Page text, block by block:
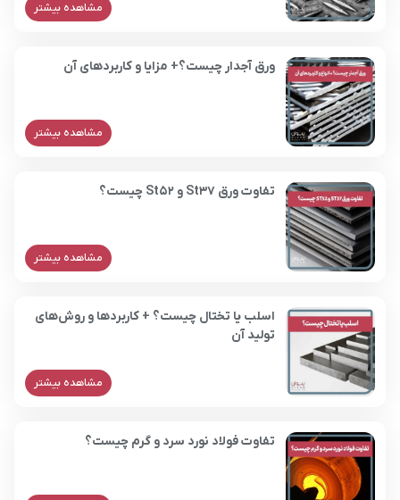
مشاهده بیشتر
ورق آجدار چیست؟+ مزایا و کاربردهای آن
مشاهده بیشتر
تفاوت ورق St37 و St52 چیست؟
مشاهده بیشتر
اسلب یا تختال چیست؟ + کاربردها و روش‌های
تولید آن
مشاهده بیشتر
تفاوت فولاد نورد سرد و گرم چیست؟